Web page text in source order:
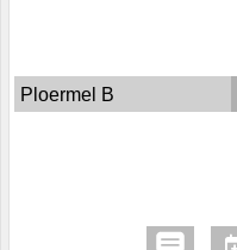
Ploermel B